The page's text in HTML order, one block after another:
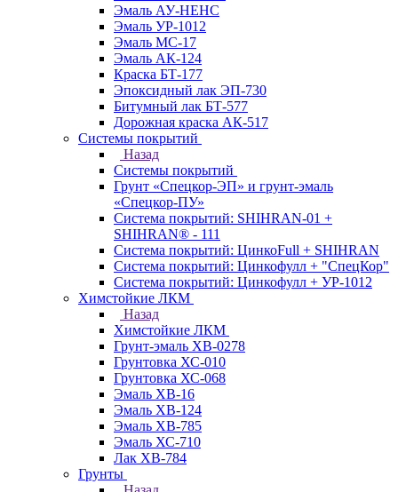
Эмаль АУ-НЕНС
Эмаль УР-1012
Эмаль МС-17
Эмаль АК-124
Краска БТ-177
Эпоксидный лак ЭП-730
Битумный лак БТ-577
Дорожная краска АК-517
Системы покрытий
Назад
Системы покрытий
Грунт «Спецкор-ЭП» и грунт-эмаль
«Спецкор-ПУ»
Система покрытий: SHIHRAN-01 +
SHIHRAN® - 111
Система покрытий: ЦинкоFull + SHIHRAN
Система покрытий: Цинкофулл + "СпецКор"
Система покрытий: Цинкофулл + УР-1012
Химстойкие ЛКМ
Назад
Химстойкие ЛКМ
Грунт-эмаль ХВ-0278
Грунтовка ХС-010
Грунтовка ХС-068
Эмаль ХВ-16
Эмаль ХВ-124
Эмаль ХВ-785
Эмаль ХС-710
Лак ХВ-784
Грунты